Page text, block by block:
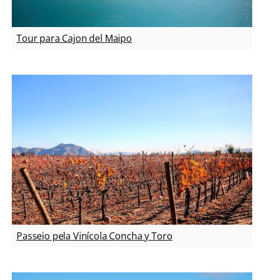
Tour para Cajon del Maipo
Passeio pela Vinícola Concha y Toro